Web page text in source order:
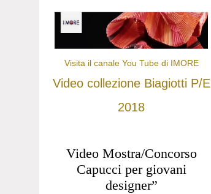
Visita il canale You Tube di IMORE
Video collezione Biagiotti P/E
2018
Video Mostra/Concorso
Capucci per giovani
designer”